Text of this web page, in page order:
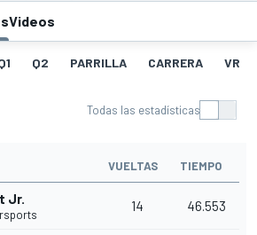
Videos
Q2 PARRILLA CARRERA VR
Todas las estadísticas
VUELTAS TIEMPO
Jr. 14 46.553